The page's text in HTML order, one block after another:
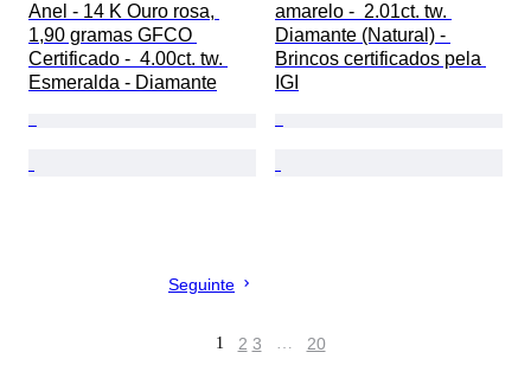
Anel - 14 K Ouro rosa,
1,90 gramas GFCO
Certificado -  4.00ct. tw.
Esmeralda - Diamante
amarelo -  2.01ct. tw.
Diamante (Natural) -
Brincos certificados pela
IGI
Seguinte
1 2 3 … 20